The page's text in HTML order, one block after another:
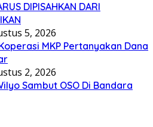
DIPISAHKAN DARI
5, 2026
MKP Pertanyakan Dana
2, 2026
Sambut OSO Di Bandara